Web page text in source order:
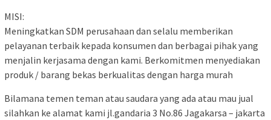
MISI:
Meningkatkan SDM perusahaan dan selalu memberikan
pelayanan terbaik kepada konsumen dan berbagai pihak yang
menjalin kerjasama dengan kami. Berkomitmen menyediakan
produk / barang bekas berkualitas dengan harga murah
Bilamana temen teman atau saudara yang ada atau mau jual
silahkan ke alamat kami jl.gandaria 3 No.86 Jagakarsa – jakarta